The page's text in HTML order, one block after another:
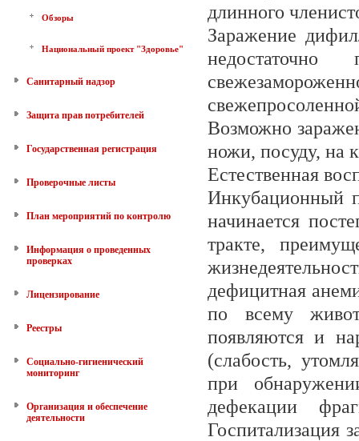
Обзоры
Национальный проект "Здоровье"
Санитарный надзор
Защита прав потребителей
Государственная регистрация
Проверочные листы
План мероприятий по контролю
Информация о проведенных
проверках
Лицензирование
Реестры
Социально-гигиенический
мониторинг
Организация и обеспечение
деятельности
длинного
Заражение
Возможно
ножи, посуду, на
Естественная
Инкубационный
начинается
тракте,
дефицитная
по всему
появляются и
(слабость,
при
дефекации
Госпитализация